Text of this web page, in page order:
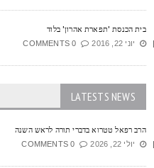
הכנסת 'תפארת אהרון' בלוד
יוני 22, 2016 0 COMMENTS
LATESTS NEWS
רפאל טטרוא בדברי תורה לראש השנה
יולי 22, 2026 0 COMMENTS